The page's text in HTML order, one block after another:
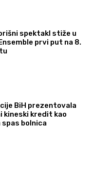
spektakl stiže u
prvi put na 8.
BiH prezentovala
kineski kredit kao
bolnica